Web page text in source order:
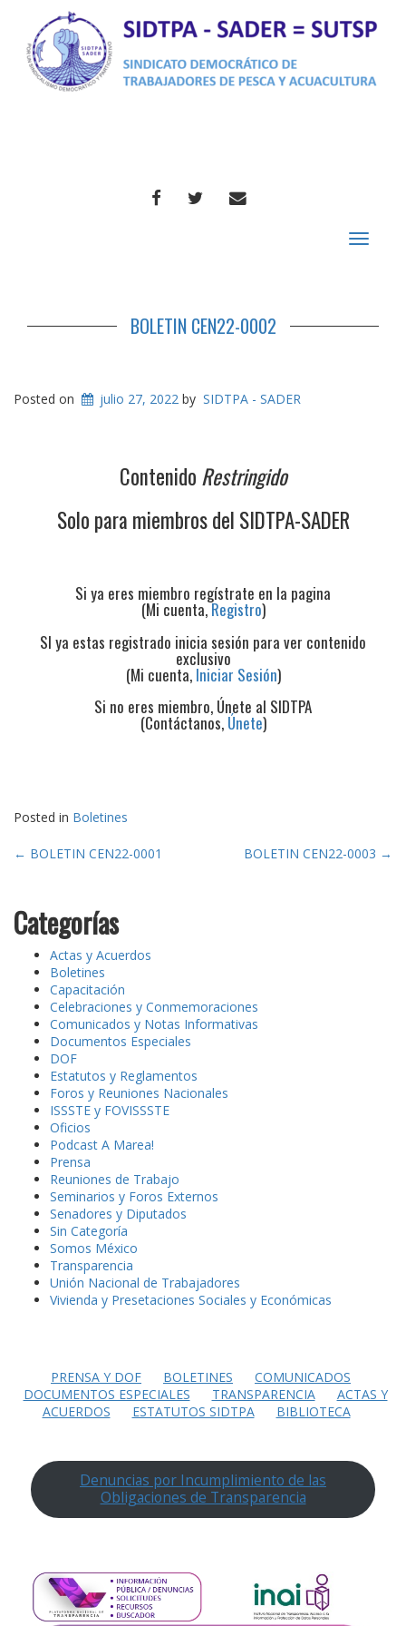
FACEBOOKTWITTERCORREO
Toggle
BOLETIN CEN22-0002
Posted on julio 27, 2022 by SIDTPA - SADER
Contenido Restringido
Solo para miembros del SIDTPA-SADER
Si ya eres miembro regístrate en la pagina
(Mi cuenta,Registro)
SI ya estas registrado inicia sesión para ver contenido
exclusivo
(Mi cuenta, Iniciar Sesión)
Si no eres miembro, Únete al SIDTPA
(Contáctanos, Únete)
Posted in Boletines
Post
← BOLETIN CEN22-0001 BOLETIN CEN22-0003 →
Categorías
Actas y Acuerdos
Boletines
Capacitación
Celebraciones y Conmemoraciones
Comunicados y Notas Informativas
Documentos Especiales
DOF
Estatutos y Reglamentos
Foros y Reuniones Nacionales
ISSSTE y FOVISSSTE
Oficios
Podcast A Marea!
Prensa
Reuniones de Trabajo
Seminarios y Foros Externos
Senadores y Diputados
Sin Categoría
Somos México
Transparencia
Unión Nacional de Trabajadores
Vivienda y Presetaciones Sociales y Económicas
PRENSA Y DOF BOLETINES
COMUNICADOS
DOCUMENTOS ESPECIALES
TRANSPARENCIA
ACTAS Y
ACUERDOS
ESTATUTOS SIDTPA BIBLIOTECA
Denuncias por Incumplimiento de las
Obligaciones de Transparencia